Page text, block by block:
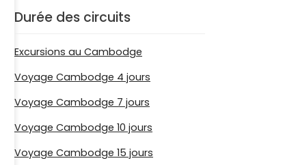
Durée des circuits
Excursions au Cambodge
Voyage Cambodge 4 jours
Voyage Cambodge 7 jours
Voyage Cambodge 10 jours
Voyage Cambodge 15 jours